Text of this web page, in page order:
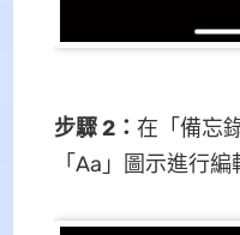
步驟 2： 在「備忘
「Aa」圖示進行編